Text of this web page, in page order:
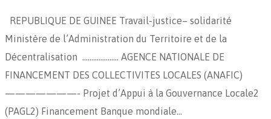
REPUBLIQUE DE GUINEE Travail-justice– solidarité
Ministère de l’Administration du Territoire et de la
Décentralisation ……………….. AGENCE NATIONALE DE
FINANCEMENT DES COLLECTIVITES LOCALES (ANAFIC)
———————- Projet d’Appui à la Gouvernance Locale2
(PAGL2) Financement Banque mondiale…